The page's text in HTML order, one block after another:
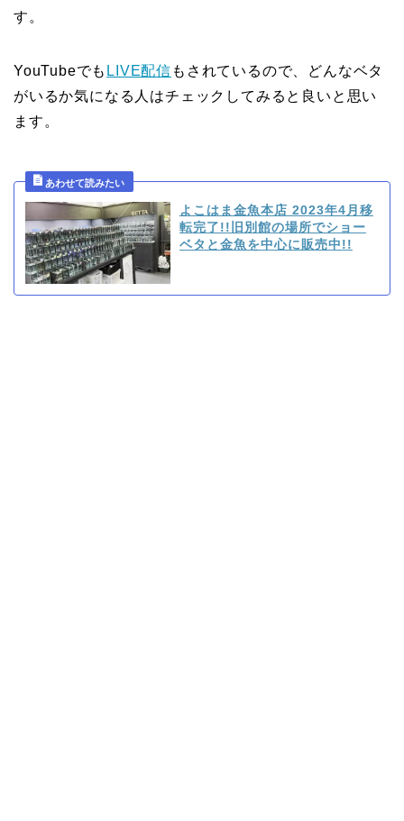
す。
YouTubeでも LIVE配信 もされているので、どんなベタ
がいるか気になる人はチェックしてみると良いと思い
ます。
よこはま金魚本店 2023年4月移
転完了!!旧別館の場所でショー
ベタと金魚を中心に販売中!!